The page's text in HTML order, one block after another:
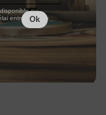
ou
entre la fin de
Ok